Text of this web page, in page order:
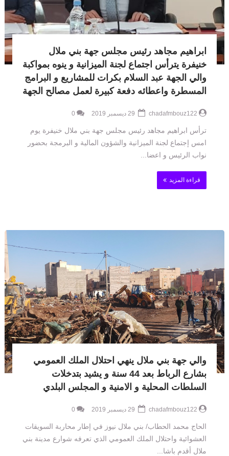
ابراهيم مجاهد رئيس مجلس جهة بني ملال
خنيفرة يترأس اجتماع لجنة الميزانية و ينوه بمواكبة
والي الجهة عبد السلام بكرات للمشاريع و البرامج
المسطرة واعطائه دفعة كبيرة لعمل مصالح الجهة
chadafmbouz122
0
ترأس ابراهيم مجاهد رئيس مجلس جهة بني ملال خنيفرة يوم
امس إجتماع لجنة الميزانية والشؤون المالية و البرمجة بحضور
نواب الرئيس و اعضا...
قراءة المزيد
والي جهة بني ملال ينهي احتلال الملك العمومي
بشارع الرباط بعد 44 سنة و يشيد بتدخلات
السلطات المحلية و الامنية و المجلس البلدي
chadafmbouz122
0
الحاج محمد الحطاب/ بني ملال نيوز في إطار محاربة السويقات
العشوائية واحتلال الملك العمومي الذي تعرفه شوارع مدينة بني
ملال أقدم باشا...